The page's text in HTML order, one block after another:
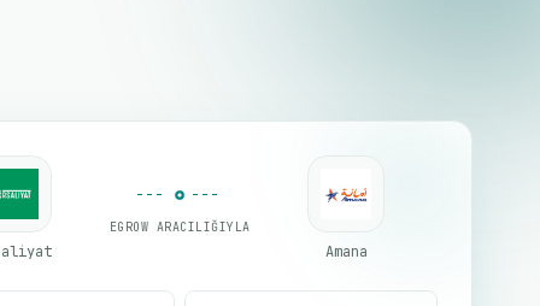
EGROW ARACILIĞIYLA
Amana